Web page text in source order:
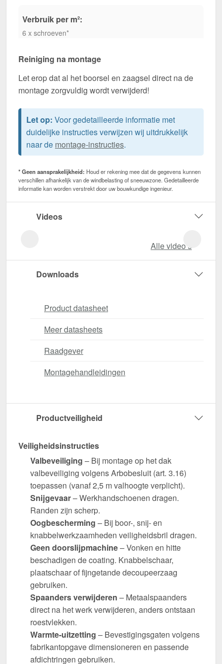
Verbruik per m²:
6 x schroeven*
Reiniging na montage
Let erop dat al het boorsel en zaagsel direct na de
montage zorgvuldig wordt verwijderd!
Let op: Voor gedetailleerde informatie met
duidelijke instructies verwijzen wij uitdrukkelijk
naar de montage-instructies.
* Geen aansprakelijkheid: Houd er rekening mee dat de gegevens kunnen
verschillen afhankelijk van de windbelasting of sneeuwzone. Gedetailleerde
informatie kan worden verstrekt door uw bouwkundige ingenieur.
Videos
Alle video‘s
Downloads
Product datasheet
Meer datasheets
Raadgever
Montagehandleidingen
Productveiligheid
Veiligheidsinstructies
Valbeveiliging – Bij montage op het dak
valbeveiliging volgens Arbobesluit (art. 3.16)
toepassen (vanaf 2,5 m valhoogte verplicht).
Snijgevaar– Werkhandschoenen dragen.
Randen zijn scherp.
Oogbescherming – Bij boor-, snij- en
knabbelwerkzaamheden veiligheidsbril dragen.
Geen doorslijpmachine– Vonken en hitte
beschadigen de coating. Knabbelschaar,
plaatschaar of fijngetande decoupeerzaag
gebruiken.
Spaanders verwijderen – Metaalspaanders
direct na het werk verwijderen, anders ontstaan
roestvlekken.
Warmte-uitzetting – Bevestigingsgaten volgens
fabrikantopgave dimensioneren en passende
afdichtringen gebruiken.